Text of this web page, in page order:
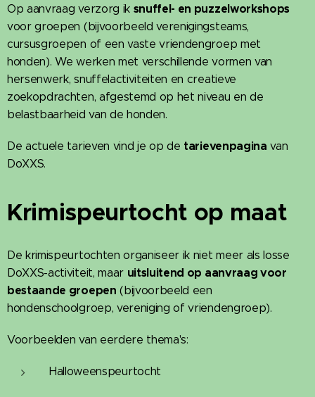
Op aanvraag verzorg ik snuffel- en puzzelworkshops
voor groepen (bijvoorbeeld verenigingsteams,
cursusgroepen of een vaste vriendengroep met
honden). We werken met verschillende vormen van
hersenwerk, snuffelactiviteiten en creatieve
zoekopdrachten, afgestemd op het niveau en de
belastbaarheid van de honden.
De actuele tarieven vind je op de tarievenpagina van
DoXXS.
Krimispeurtocht op maat
De krimispeurtochten organiseer ik niet meer als losse
DoXXS-activiteit, maar uitsluitend op aanvraag voor
bestaande groepen (bijvoorbeeld een
hondenschoolgroep, vereniging of vriendengroep).
Voorbeelden van eerdere thema's:
Halloweenspeurtocht